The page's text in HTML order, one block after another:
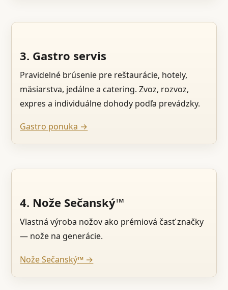
3. Gastro servis
Pravidelné brúsenie pre reštaurácie, hotely,
mäsiarstva, jedálne a catering. Zvoz, rozvoz,
expres a individuálne dohody podľa prevádzky.
Gastro ponuka →
4. Nože Sečanský™
Vlastná výroba nožov ako prémiová časť značky
— nože na generácie.
Nože Sečanský™ →